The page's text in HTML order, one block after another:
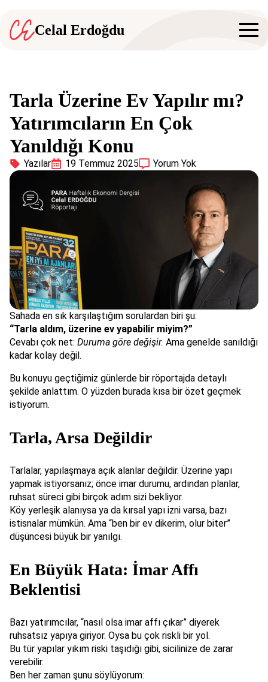
Celal Erdoğdu
Tarla Üzerine Ev Yapılır mı?
Yatırımcıların En Çok
Yanıldığı Konu
Yazılar 19 Temmuz 2025 Yorum Yok
Sahada en sık karşılaştığım sorulardan biri şu:
“Tarla aldım, üzerine ev yapabilir miyim?”
Cevabı çok net: Duruma göre değişir. Ama genelde sanıldığı
kadar kolay değil.
Bu konuyu geçtiğimiz günlerde bir röportajda detaylı
şekilde anlattım. O yüzden burada kısa bir özet geçmek
istiyorum.
Tarla, Arsa Değildir
Tarlalar, yapılaşmaya açık alanlar değildir. Üzerine yapı
yapmak istiyorsanız; önce imar durumu, ardından planlar,
ruhsat süreci gibi birçok adım sizi bekliyor.
Köy yerleşik alanıysa ya da kırsal yapı izni varsa, bazı
istisnalar mümkün. Ama “ben bir ev dikerim, olur biter”
düşüncesi büyük bir yanılgı.
En Büyük Hata: İmar Affı
Beklentisi
Bazı yatırımcılar, “nasıl olsa imar affı çıkar” diyerek
ruhsatsız yapıya giriyor. Oysa bu çok riskli bir yol.
Bu tür yapılar yıkım riski taşıdığı gibi, sicilinize de zarar
verebilir.
Ben her zaman şunu söylüyorum: